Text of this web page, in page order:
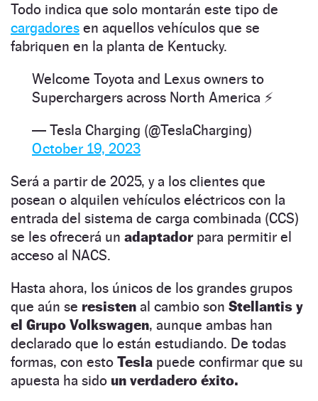
Todo indica que solo montarán este tipo de
cargadores en aquellos vehículos que se
fabriquen en la planta de Kentucky.
Welcome Toyota and Lexus owners to
Superchargers across North America ⚡️
— Tesla Charging (@TeslaCharging)
October 19, 2023
Será a partir de 2025, y a los clientes que
posean o alquilen vehículos eléctricos con la
entrada del sistema de carga combinada (CCS)
se les ofrecerá un adaptador para permitir el
acceso al NACS.
Hasta ahora, los únicos de los grandes grupos
que aún se resisten al cambio son Stellantis y
el Grupo Volkswagen, aunque ambas han
declarado que lo están estudiando. De todas
formas, con esto Tesla puede confirmar que su
apuesta ha sido un verdadero éxito.